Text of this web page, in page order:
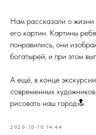
Нам рассказали о
его картин. Картины
понравились, они
богатырей, и при этом
А ещё, в конце
современных
рисовать наш город🔝
2020-10-10 14:44